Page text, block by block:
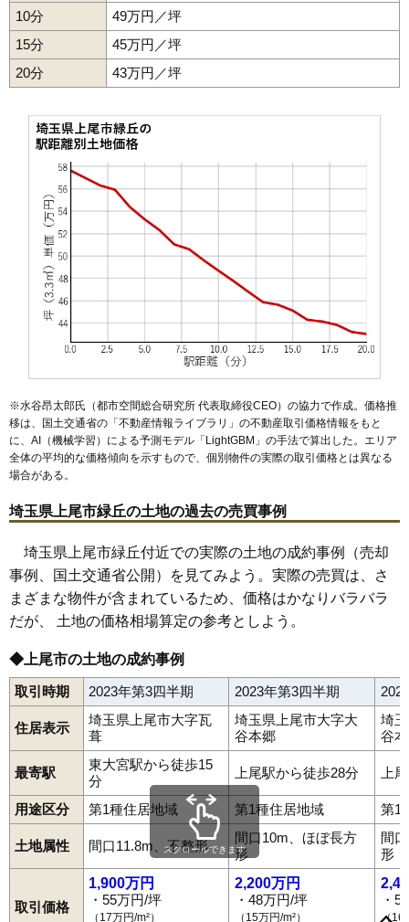
42 上尾村
43 南
44 上尾宿
46 上野
47 地頭方
須ケ谷 15万円 1,208万円
戸崎 12万円 1,563万円
860万円
-10.9%
8.7万円
上野本郷 5.3万円 1,363万円 -13.3%
10分
49万円／坪
15分
45万円／坪
20分
43万円／坪
※水谷昂太郎氏（都市空間総合研究所 代表取締役CEO）の協力で作成。価格推
移は、国土交通省の「不動産情報ライブラリ 」の不動産取引価格情報をもと
に、AI（機械学習）による予測モデル「LightGBM」の手法で算出した。エリア
全体の平均的な価格傾向を示すもので、個別物件の実際の取引価格とは異なる
場合がある。
埼玉県上尾市緑丘の土地の過去の売買事例
埼玉県上尾市緑丘付近での実際の土地の成約事例（売却
事例、国土交通省公開）を見てみよう。実際の売買は、さ
まざまな物件が含まれているため、価格はかなりバラバラ
だが、 土地の価格相場算定の参考としよう。
◆上尾市の土地の成約事例
取引時期 2023年第3四半期 2023年第3四半期
住居表示
埼玉県上尾市大字瓦
葺
埼玉県上尾市大字大
谷本郷
埼
谷
最寄駅
東大宮駅から徒歩15
分
上尾駅から徒歩28分 上
用途区分 第1種住居地域 第1種住居地域 第1
土地属性 間口11.8m、不整形
間口10m、ほぼ長方
形
間
形
取引価格
1,900万円
・55万円/坪
（17万円/m²）
2,200万円
・48万円/坪
（15万円/m²）
・
（16
スクロールできます
上尾下 上尾宿上尾村浅間台 愛宕泉台壱丁目